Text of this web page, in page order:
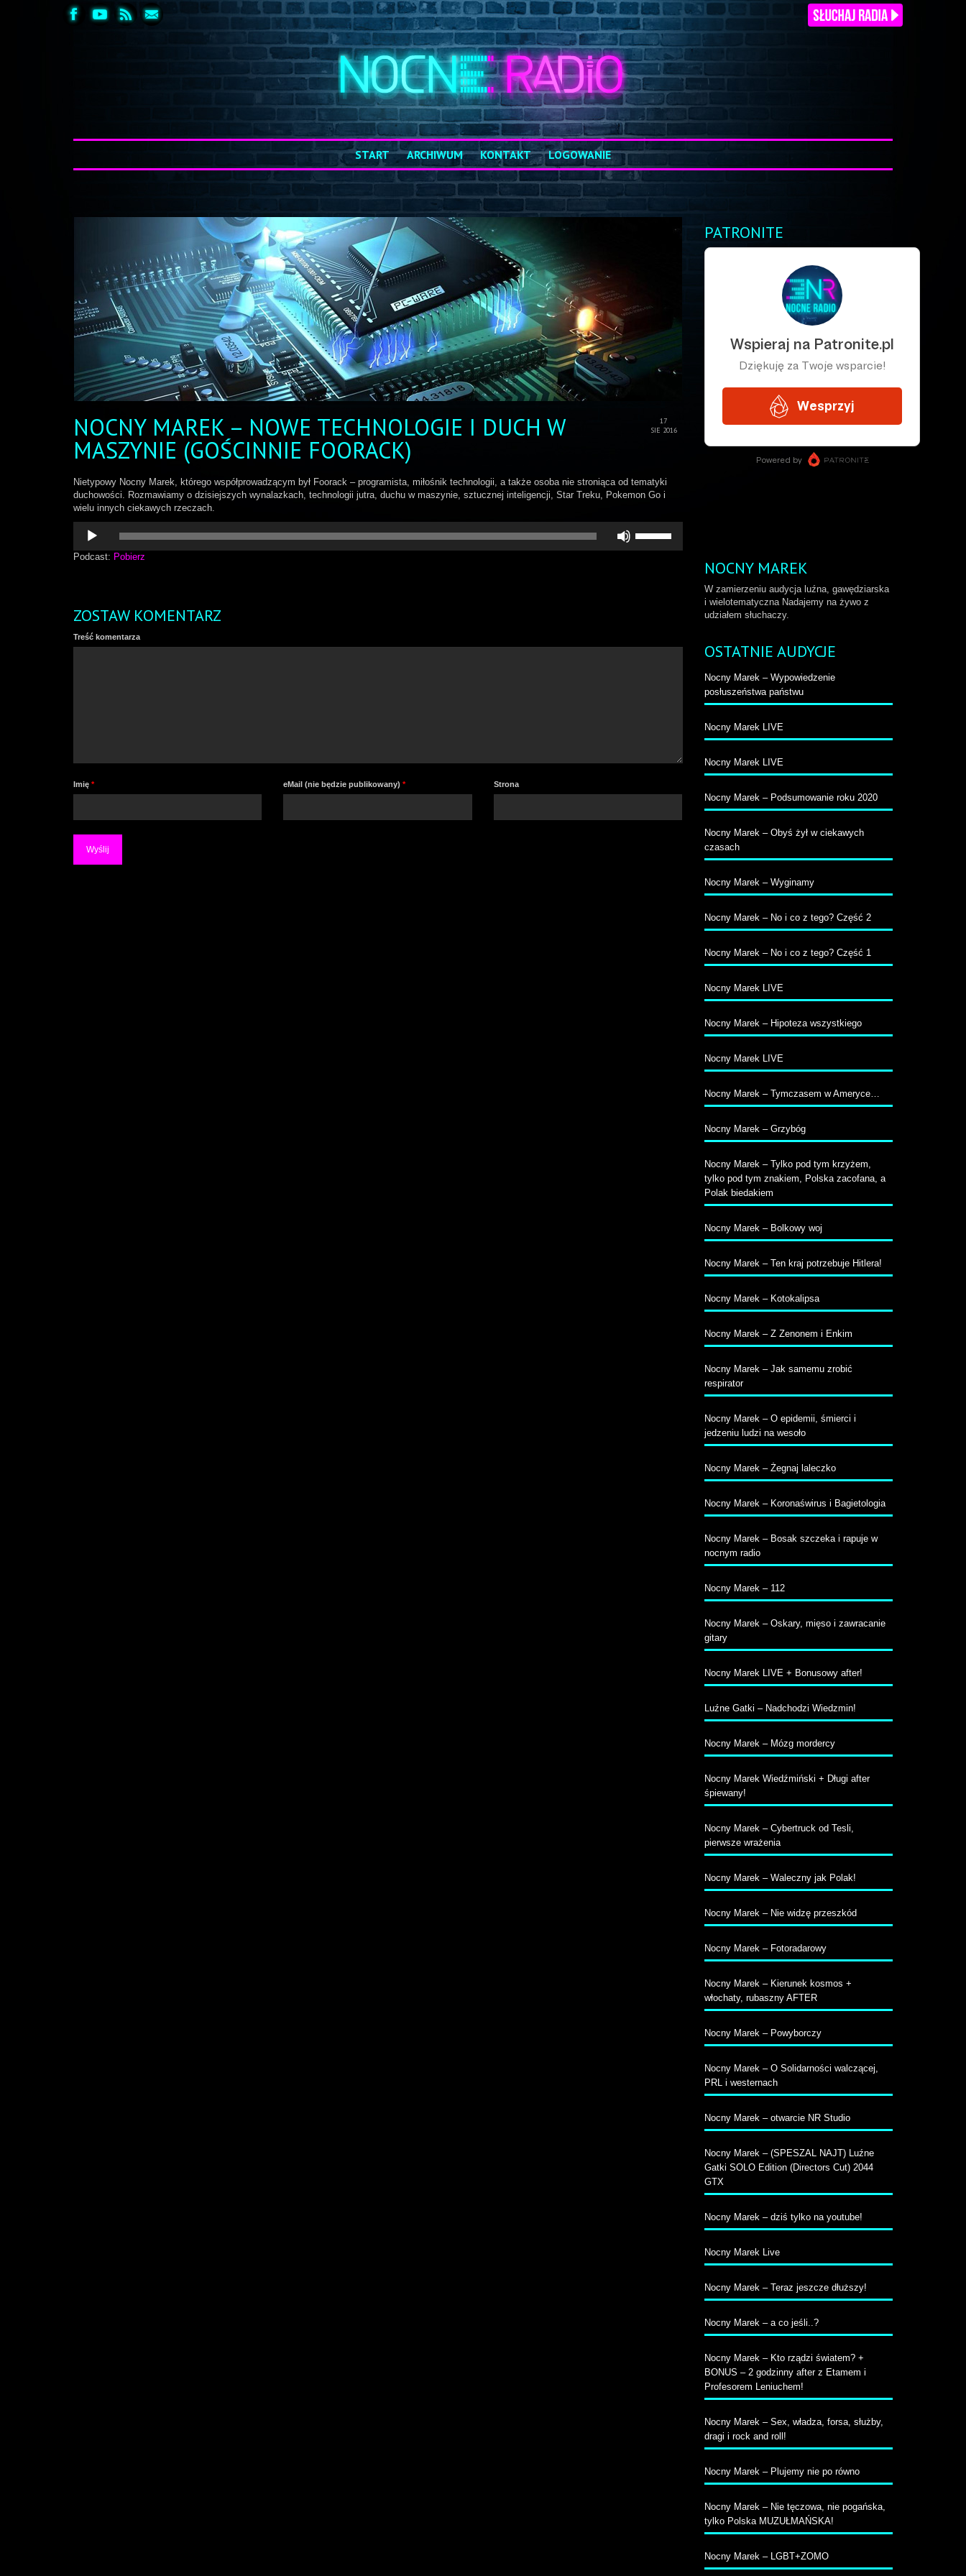
START ARCHIWUM KONTAKT LOGOWANIE
17
SIE 2016
NOCNY MAREK – NOWE TECHNOLOGIE I DUCH W
MASZYNIE (GOŚCINNIE FOORACK)
Nietypowy Nocny Marek, którego współprowadzącym był Foorack – programista, miłośnik technologii, a także osoba nie stroniąca od tematyki
duchowości. Rozmawiamy o dzisiejszych wynalazkach, technologii jutra, duchu w maszynie, sztucznej inteligencji, Star Treku, Pokemon Go i
wielu innych ciekawych rzeczach.
Odtwarzacz
plików
dźwiękowych
strzałek
do
Podcast: Pobierz
ZOSTAW KOMENTARZ
Treść komentarza
Imię * eMail (nie będzie publikowany)* Strona
PATRONITE
NOCNY MAREK
W zamierzeniu audycja luźna, gawędziarska
i wielotematyczna Nadajemy na żywo z
udziałem słuchaczy.
OSTATNIE AUDYCJE
Nocny Marek – Wypowiedzenie
posłuszeństwa państwu
Nocny Marek LIVE
Nocny Marek LIVE
Nocny Marek – Podsumowanie roku 2020
Nocny Marek – Obyś żył w ciekawych
czasach
Nocny Marek – Wyginamy
Nocny Marek – No i co z tego? Część 2
Nocny Marek – No i co z tego? Część 1
Nocny Marek LIVE
Nocny Marek – Hipoteza wszystkiego
Nocny Marek LIVE
Nocny Marek – Tymczasem w Ameryce…
Nocny Marek – Grzybóg
Nocny Marek – Tylko pod tym krzyżem,
tylko pod tym znakiem, Polska zacofana, a
Polak biedakiem
Nocny Marek – Bolkowy woj
Nocny Marek – Ten kraj potrzebuje Hitlera!
Nocny Marek – Kotokalipsa
Nocny Marek – Z Zenonem i Enkim
Nocny Marek – Jak samemu zrobić
respirator
Nocny Marek – O epidemii, śmierci i
jedzeniu ludzi na wesoło
Nocny Marek – Żegnaj laleczko
Nocny Marek – Koronaświrus i Bagietologia
Nocny Marek – Bosak szczeka i rapuje w
nocnym radio
Nocny Marek – 112
Nocny Marek – Oskary, mięso i zawracanie
gitary
Nocny Marek LIVE + Bonusowy after!
Luźne Gatki – Nadchodzi Wiedzmin!
Nocny Marek – Mózg mordercy
Nocny Marek Wiedźmiński + Długi after
śpiewany!
Nocny Marek – Cybertruck od Tesli,
pierwsze wrażenia
Nocny Marek – Waleczny jak Polak!
Nocny Marek – Nie widzę przeszkód
Nocny Marek – Fotoradarowy
Nocny Marek – Kierunek kosmos +
włochaty, rubaszny AFTER
Nocny Marek – Powyborczy
Nocny Marek – O Solidarności walczącej,
PRL i westernach
Nocny Marek – otwarcie NR Studio
Nocny Marek – (SPESZAL NAJT) Luźne
Gatki SOLO Edition (Directors Cut) 2044
GTX
Nocny Marek – dziś tylko na youtube!
Nocny Marek Live
Nocny Marek – Teraz jeszcze dłuższy!
Nocny Marek – a co jeśli..?
Nocny Marek – Kto rządzi światem? +
BONUS – 2 godzinny after z Etamem i
Profesorem Leniuchem!
Nocny Marek – Sex, władza, forsa, służby,
dragi i rock and roll!
Nocny Marek – Plujemy nie po równo
Nocny Marek – Nie tęczowa, nie pogańska,
tylko Polska MUZUŁMAŃSKA!
Nocny Marek – LGBT+ZOMO